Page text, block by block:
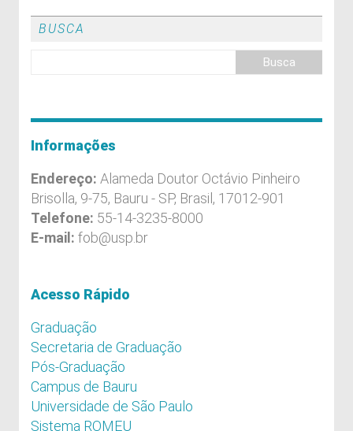
BUSCA
Informações
Endereço: Alameda Doutor Octávio Pinheiro
Brisolla, 9-75, Bauru - SP, Brasil, 17012-901
Telefone: 55-14-3235-8000
E-mail: fob@usp.br
Acesso Rápido
Graduação
Secretaria de Graduação
Pós-Graduação
Campus de Bauru
Universidade de São Paulo
Sistema ROMEU